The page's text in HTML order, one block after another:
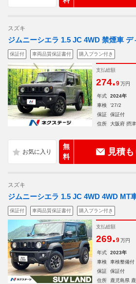
スズキ
ジムニーシエラ 1.5 JC 4WD 禁煙車
保証付 車両品質保証書付 購入プラン付き
支払総額
274.9 万円
年式 2024年
車検
'27/2
保証
保証付
住所
大阪府 摂
無
料
見積
スズキ
ジムニーシエラ 1.5 JC 4WD 4WD MT
保証付 車両品質保証書付 購入プラン付き
支払総額
269.9 万円
年式 2023年
車検
車検整備付
保証
保証付
住所
鹿児島県